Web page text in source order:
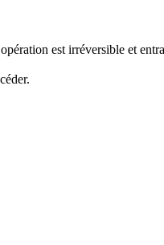
est irréversible et